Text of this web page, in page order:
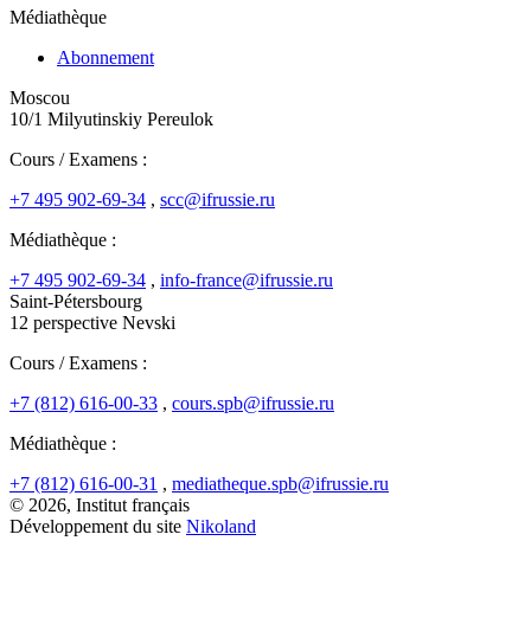
Médiathèque
Abonnement
Moscou
10/1 Milyutinskiy Pereulok
Cours / Examens :
+7 495 902-69-34 , scc@ifrussie.ru
Médiathèque :
+7 495 902-69-34 , info-france@ifrussie.ru
Saint-Pétersbourg
12 perspective Nevski
Cours / Examens :
+7 (812) 616-00-33 , cours.spb@ifrussie.ru
Médiathèque :
+7 (812) 616-00-31 , mediatheque.spb@ifrussie.ru
© 2026, Institut français
Développement du site Nikoland